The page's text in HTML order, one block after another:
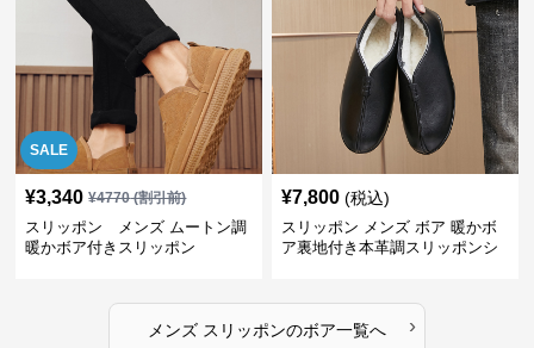
SALE
¥3,340 ¥4770(割引前)
スリッポン メンズ ムートン調
暖かボア付きスリッポン
¥7,800 (税込)
スリッポン メンズ ボア 暖かボ
ア裏地付き本革調スリッポンシ
メンズ スリッポンのボア一覧へ ›